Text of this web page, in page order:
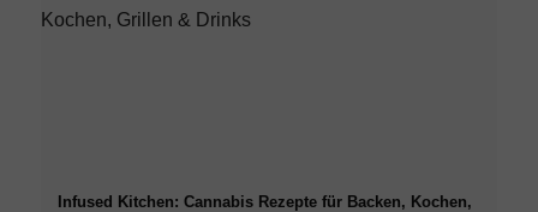
Infused Kitchen: Cannabis Rezepte für Backen, Kochen,